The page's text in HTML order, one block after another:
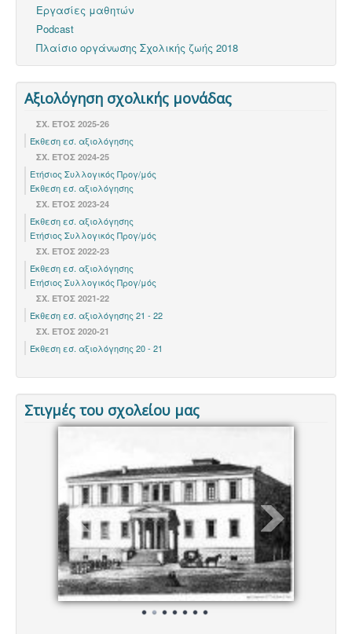
Εργασίες μαθητών
Podcast
Πλαίσιο οργάνωσης Σχολικής ζωής 2018
Αξιολόγηση σχολικής μονάδας
ΣΧ. ΕΤΟΣ 2025-26
Έκθεση εσ. αξιολόγησης
ΣΧ. ΕΤΟΣ 2024-25
Ετήσιος Συλλογικός Προγ/μός
Έκθεση εσ. αξιολόγησης
ΣΧ. ΈΤΟΣ 2023-24
Έκθεση εσ. αξιολόγησης
Ετήσιος Συλλογικός Προγ/μός
ΣΧ. ΈΤΟΣ 2022-23
Έκθεση εσ. αξιολόγησης
Ετήσιος Συλλογικός Προγ/μός
ΣΧ. ΕΤΟΣ 2021-22
Έκθεση εσ. αξιολόγησης 21 - 22
ΣΧ. ΕΤΟΣ 2020-21
Έκθεση εσ. αξιολόγησης 20 - 21
Στιγμές του σχολείου μας